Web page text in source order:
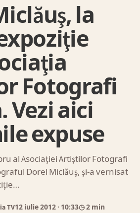
la
Fotografi
Vezi aici
expuse
al Asociaţiei Artiştilor Fotografi
Dorel Miclăuş, şi-a vernisat
TV12 iulie 2012 · 10:33◷ 2 min